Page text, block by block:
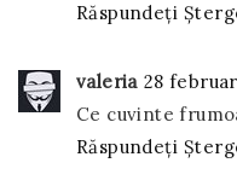
Răspundeți
valeria 28
Ce cuvinte
Răspundeți